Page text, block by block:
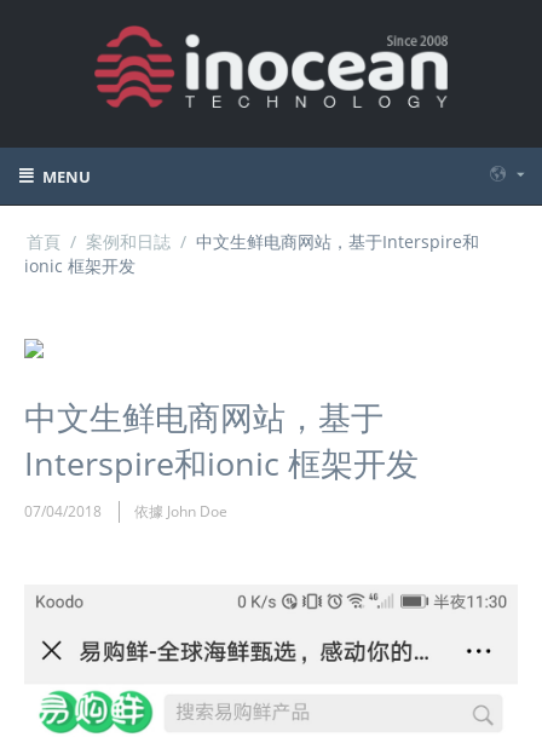
MENU
首頁 / 案例和日誌 / 中文生鲜电商网站，基于Interspire和
ionic 框架开发
中文生鲜电商网站，基于
Interspire和ionic 框架开发
07/04/2018 依據 John Doe